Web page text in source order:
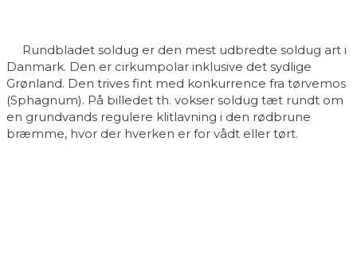
Rundbladet soldug er den mest udbredte soldug art i
Danmark. Den er cirkumpolar inklusive det sydlige
Grønland. Den trives fint med konkurrence fra tørvemos
(Sphagnum). På billedet th. vokser soldug tæt rundt om
en grundvands regulere klitlavning i den rødbrune
bræmme, hvor der hverken er for vådt eller tørt.